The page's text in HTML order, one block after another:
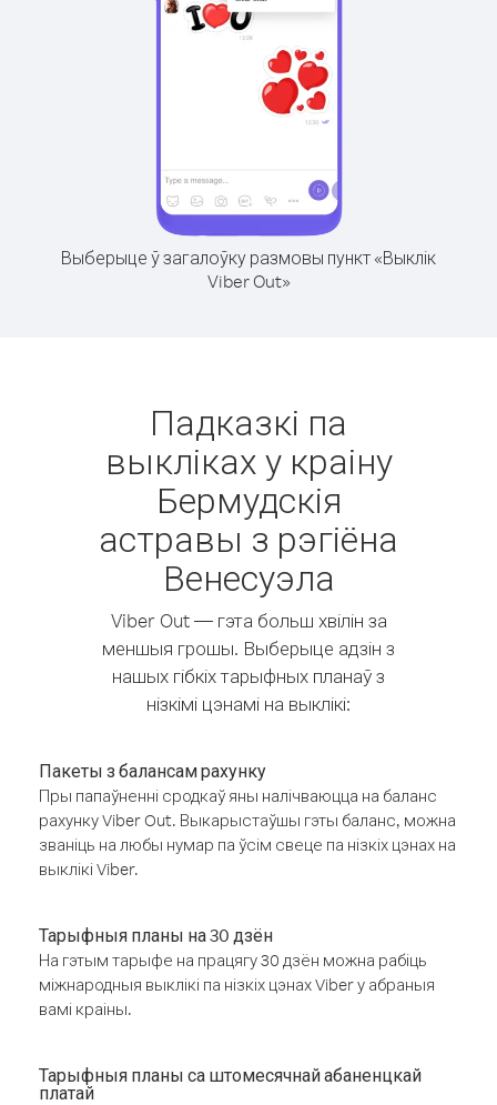
Выберыце ў загалоўку размовы пункт «Выклік
Viber Out»
Падказкі па
выкліках у краіну
Бермудскія
астравы з рэгіёна
Венесуэла
Viber Out — гэта больш хвілін за
меншыя грошы. Выберыце адзін з
нашых гібкіх тарыфных планаў з
нізкімі цэнамі на выклікі:
Пакеты з балансам рахунку
Пры папаўненні сродкаў яны налічваюцца на баланс
рахунку Viber Out. Выкарыстаўшы гэты баланс, можна
званіць на любы нумар па ўсім свеце па нізкіх цэнах на
выклікі Viber.
Тарыфныя планы на 30 дзён
На гэтым тарыфе на працягу 30 дзён можна рабіць
міжнародныя выклікі па нізкіх цэнах Viber у абраныя
вамі краіны.
Тарыфныя планы са штомесячнай абаненцкай
платай